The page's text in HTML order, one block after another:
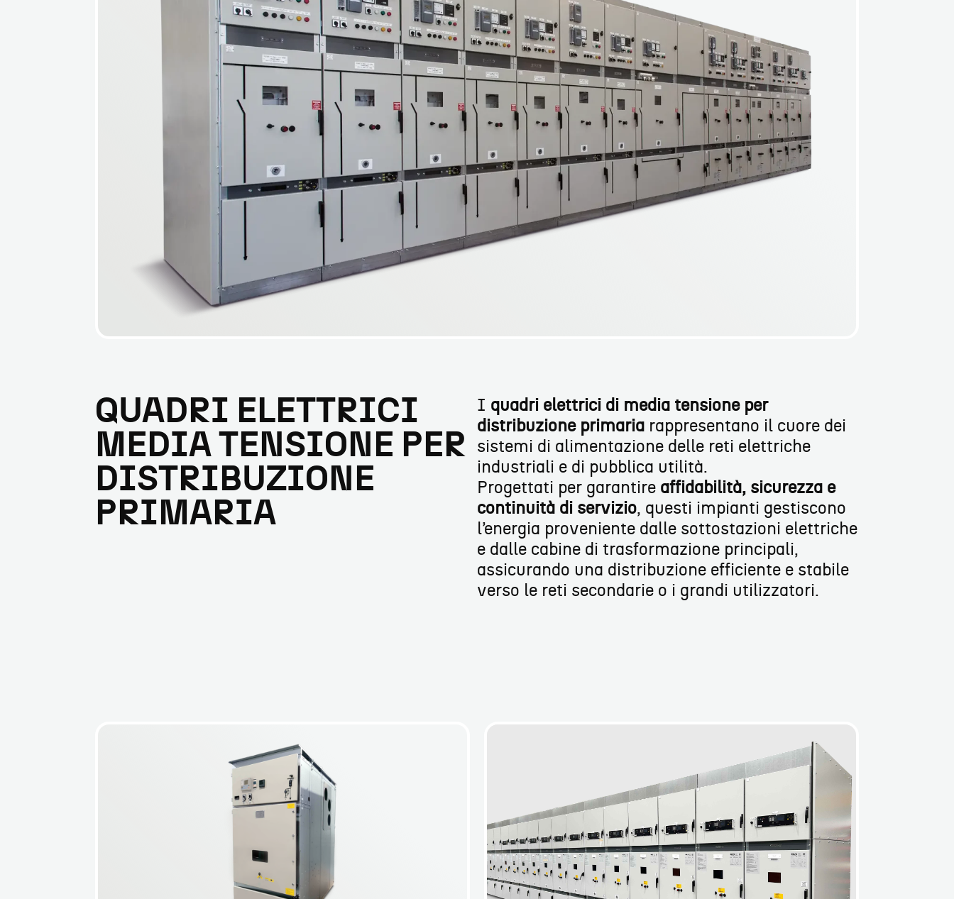
QUADRI ELETTRICI
MEDIA TENSIONE PER
DISTRIBUZIONE
PRIMARIA
I quadri elettrici di media tensione per
distribuzione primaria rappresentano il cuore dei
sistemi di alimentazione delle reti elettriche
industriali e di pubblica utilità.
Progettati per garantire affidabilità, sicurezza e
continuità di servizio, questi impianti gestiscono
l’energia proveniente dalle sottostazioni elettriche
e dalle cabine di trasformazione principali,
assicurando una distribuzione efficiente e stabile
verso le reti secondarie o i grandi utilizzatori.